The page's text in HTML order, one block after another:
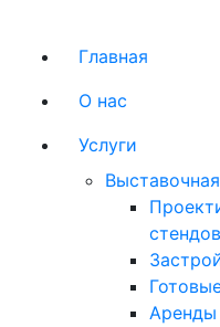
Главная
О нас
Услуги
стендов
Аренды